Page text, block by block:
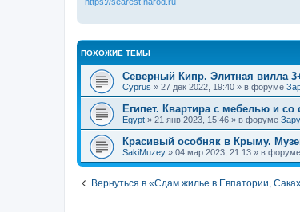
ПОХОЖИЕ ТЕМЫ
Северный Кипр. Элитная вилла
Cyprus » 27 дек 2022, 19:40 » в форуме
Египет. Квартира с мебелью и
Egypt » 21 янв 2023, 15:46 » в форуме
Красивый особняк в Крыму.
SakiMuzey » 04 мар 2023, 21:13 » в форуме
Вернуться в «Сдам жилье в Евпатории,